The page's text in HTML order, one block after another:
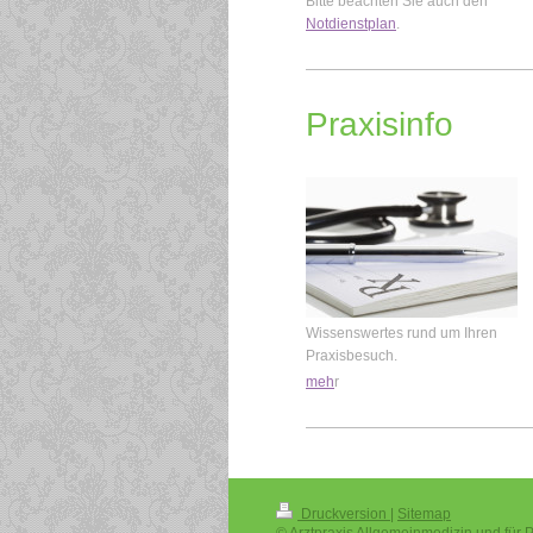
Notdienstplan
Praxisinfo
Wissenswertes rund um Ihren
Praxisbesuch.
mehr
Druckversion | Sitemap